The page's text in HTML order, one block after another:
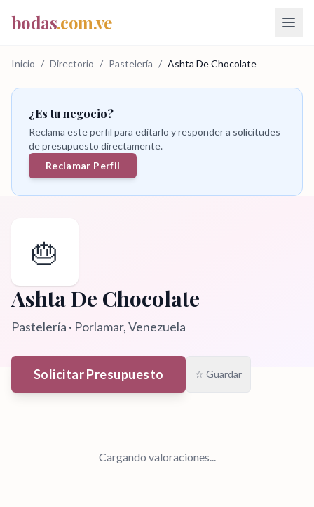
bodas.com.ve
Inicio / Directorio / Pastelería / Ashta De Chocolate
¿Es tu negocio?
Reclama este perfil para editarlo y responder a solicitudes
de presupuesto directamente.
Reclamar Perfil
🎂
Ashta De Chocolate
Pastelería · Porlamar, Venezuela
Solicitar Presupuesto ☆ Guardar
Cargando valoraciones...